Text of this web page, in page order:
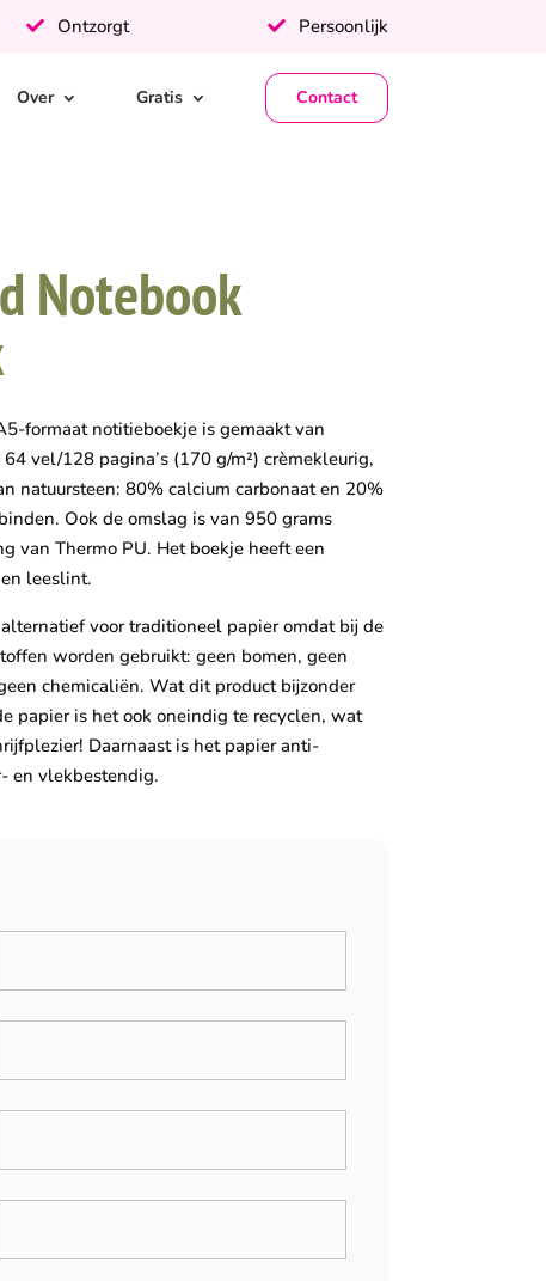
Ontzorgt Persoonlijk
Over Gratis Contact
Notebook
formaat notitieboekje is gemaakt van
vel/128 pagina’s (170 g/m²) crèmekleurig,
natuursteen: 80% calcium carbonaat en 20%
Ook de omslag is van 950 grams
van Thermo PU. Het boekje heeft een
leeslint.
voor traditioneel papier omdat bij de
worden gebruikt: geen bomen, geen
chemicaliën. Wat dit product bijzonder
papier is het ook oneindig te recyclen, wat
Daarnaast is het papier anti-
en vlekbestendig.